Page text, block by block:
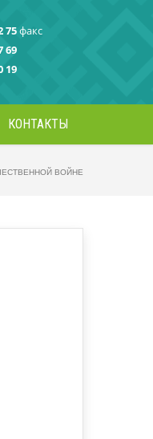
75факс
69
19
КОНТАКТЫ
ВОЙНЕ